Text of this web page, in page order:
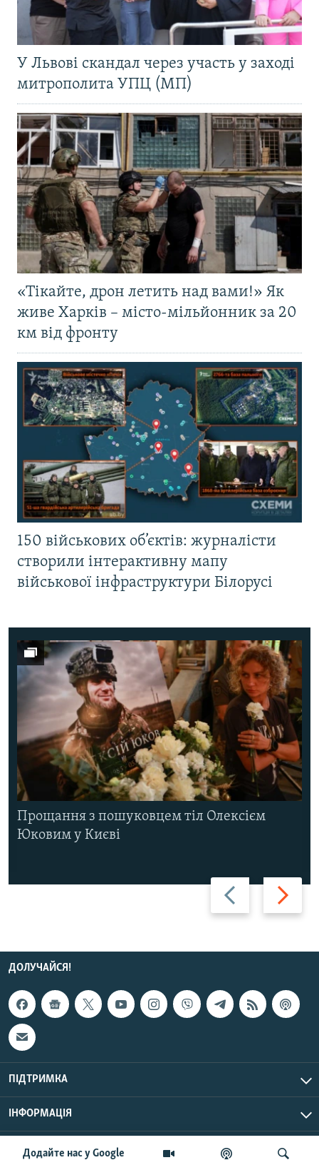
Додайте нас у Google
У Львові скандал через участь у заході
митрополита УПЦ (МП)
«Тікайте, дрон летить над вами!» Як
живе Харків – місто-мільйонник за 20
км від фронту
150 військових об’єктів: журналісти
створили інтерактивну мапу
військової інфраструктури Білорусі
Назад Вперед
Прощання з пошуковцем тіл Олексієм
Юковим у Києві
ДОЛУЧАЙСЯ!
ПІДТРИМКА
ІНФОРМАЦІЯ
© Радіо Свобода, 2026 | Усі права застережено.
UTC+3